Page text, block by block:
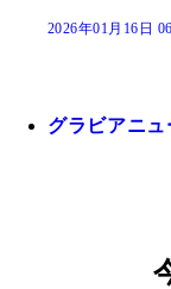
2026年01月16日
グラビアニ